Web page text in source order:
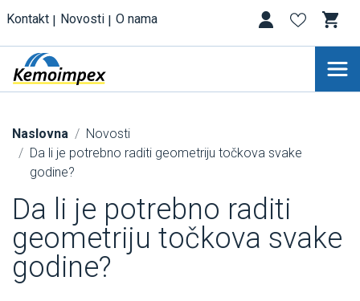
Kontakt Novosti O nama
Naslovna
Novosti
Da li je potrebno raditi geometriju točkova svake
godine?
Da li je potrebno raditi
geometriju točkova svake
godine?